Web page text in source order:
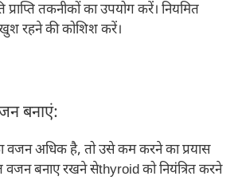
प्राप्ति तकनीकों का उपयोग करें। नियमित
रहने की कोशिश करें।
बनाएं:
अधिक है, तो उसे कम करने का प्रयास
वजन बनाए रखने सेthyroid को नियंत्रित करने